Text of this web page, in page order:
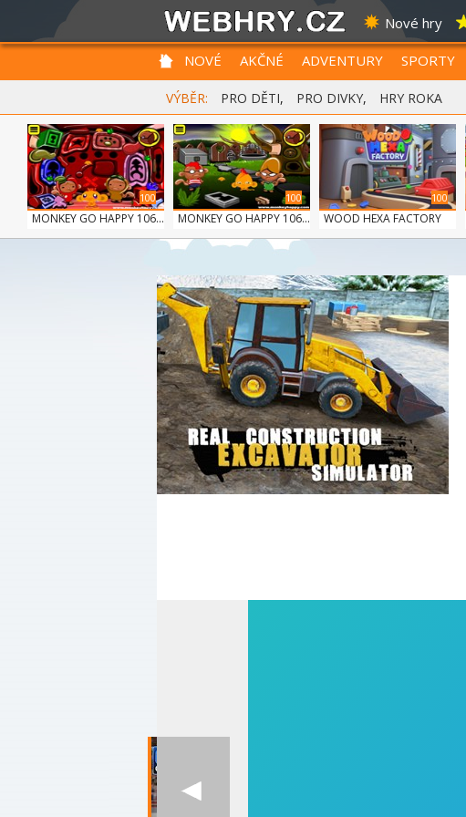
Nové hry
NOVÉ AKČNÉ ADVENTURY SPORTY
VÝBĚR: PRO DĚTI, PRO DIVKY, HRY ROKA
100
MONKEY GO HAPPY 106...
100
MONKEY GO HAPPY 106...
100
WOOD HEXA FACTORY